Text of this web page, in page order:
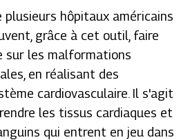
plusieurs hôpitaux américains
grâce à cet outil, faire
sur les malformations
en réalisant des
cardiovasculaire. Il s'agit
les tissus cardiaques et
qui entrent en jeu dans